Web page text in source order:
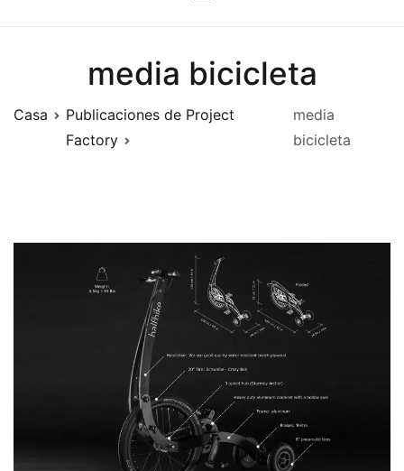
media bicicleta
Casa
Publicaciones de Project
Factory
media
bicicleta